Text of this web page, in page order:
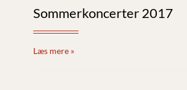
Sommerkoncerter 2017
Læs mere »